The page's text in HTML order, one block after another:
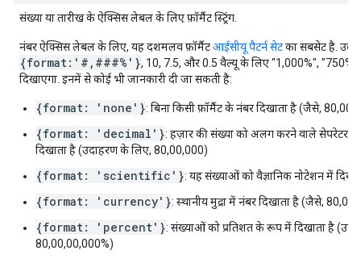
संख्या या तारीख के ऐक्सिस लेबल के लिए फ़ॉर्मैट स्ट्रिंग.
नंबर ऐक्सिस लेबल के लिए, यह दशमलव फ़ॉर्मैटआईसीयू पैटर्न सेटका सबसेट है.
{format:'#,###%'}, 10, 7.5, और 0.5 वैल्यू के लिए "1,000%",
दिखाएगा. इनमें से कोई भी जानकारी दी जा सकती है:
{format: 'none'}: बिना किसी फ़ॉर्मैट के नंबर दिखाता है (जैसे,
{format: 'decimal'}: हज़ार की संख्या को अलग करने वाले सेपरेटर
दिखाता है (उदाहरण के लिए, 80,00,000)
{format: 'scientific'}: यह संख्याओं को वैज्ञानिक नोटेशन में
{format: 'currency'}: स्थानीय मुद्रा में नंबर दिखाता है (जैसे,
{format: 'percent'}: संख्याओं को प्रतिशत के रूप में दिखाता है
80,00,00,000%)